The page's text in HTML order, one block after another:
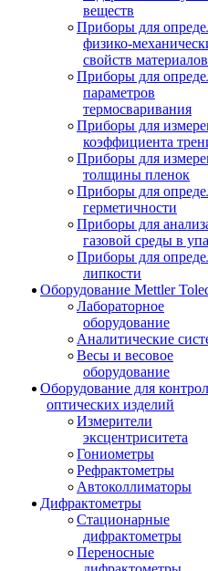
веществ
Приборы для
физико-
свойств материалов
Приборы для
параметров
термосваривания
Приборы для
коэффициента
Приборы для
толщины пленок
Приборы для
герметичности
Приборы для
газовой среды в
Приборы для
липкости
Оборудование Mettler
Лабораторное
оборудование
Аналитические
Весы и весовое
оборудование
Оборудование для
оптических изделий
Измерители
эксцентриситета
Гониометры
Рефрактометры
Автоколлиматоры
Дифрактометры
Стационарные
дифрактометры
Переносные